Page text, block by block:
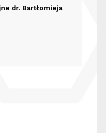
dr. Bartłomieja